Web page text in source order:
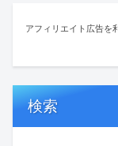
アフィリエイト広告を
検索